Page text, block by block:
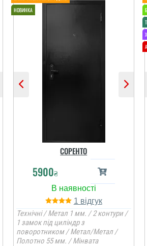
СОРЕНТО
5900₴
1
Технічні / Метал 1 мм. / 2 контури /
1 замок під циліндр з
поворотником / Метал/Метал /
Полотно 55 мм. / Мінвата